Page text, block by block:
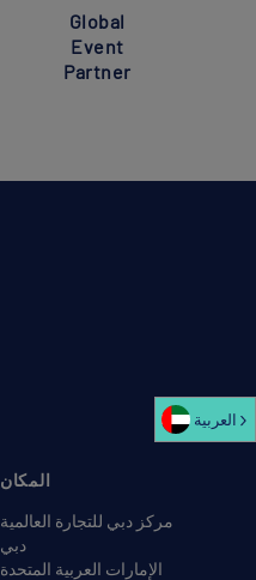
Global
Event
Partner
المكان
مركز دبي للتجارة العالمية
دبي
الإمارات العربية المتحدة
العربية‏